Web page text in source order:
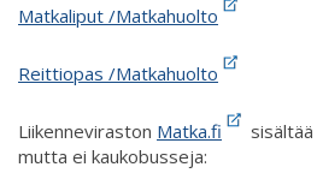
Matkaliput /Matkahuolto
Reittiopas /Matkahuolto
Liikenneviraston Matka.fi
mutta ei kaukobusseja: